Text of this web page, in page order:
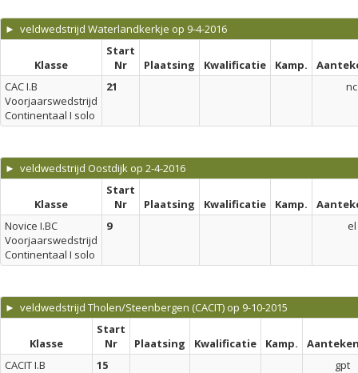
► veldwedstrijd Waterlandkerkje op 9-4-2016
Klasse
Start
Nr
Plaatsing Kwalificatie Kamp.
CAC I.B
Voorjaarswedstrijd
Continentaal I solo
21 nc
► veldwedstrijd Oostdijk op 2-4-2016
Klasse
Start
Nr
Plaatsing Kwalificatie Kamp.
Novice I.BC
Voorjaarswedstrijd
Continentaal I solo
9 el
► veldwedstrijd Tholen/Steenbergen (CACIT) op 9-10-2015
Klasse
Start
Nr
Plaatsing Kwalificatie Kamp.
CACIT I.B
15 gpt